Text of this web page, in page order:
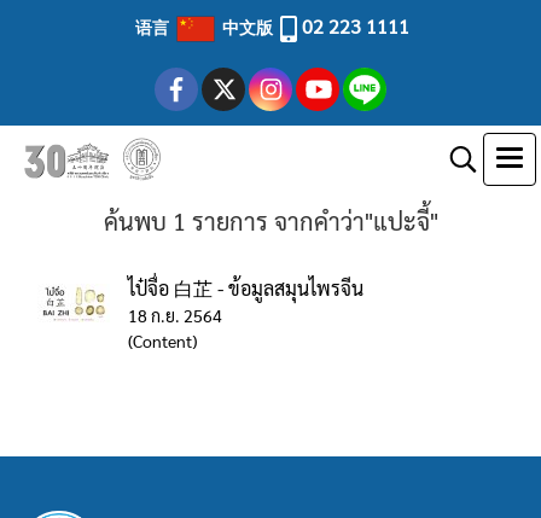
语言 中文版 02 223 1111
ค้นพบ 1 รายการ จากคำว่า"แปะจี้"
ไป๋จื่อ 白芷 - ข้อมูลสมุนไพรจีน
18 ก.ย. 2564
(Content)